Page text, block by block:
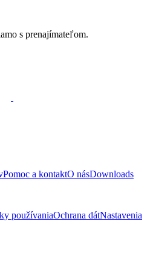
s prenajímateľom.
Pomoc a kontaktO násDownloads
používaniaOchrana dátNastavenia